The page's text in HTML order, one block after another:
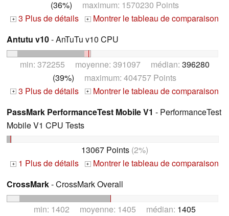
(36%) maximum: 1570230 Points
+ 3 Plus de détails + Montrer le tableau de comparaison
Antutu v10- AnTuTu v10 CPU
min: 372255 moyenne: 391097 médian: 396280
(39%) maximum: 404757 Points
+ 3 Plus de détails + Montrer le tableau de comparaison
PassMark PerformanceTest Mobile V1 - PerformanceTest
Mobile V1 CPU Tests
13067 Points(2%)
+ 1 Plus de détails + Montrer le tableau de comparaison
CrossMark- CrossMark Overall
min: 1402 moyenne: 1405 médian: 1405